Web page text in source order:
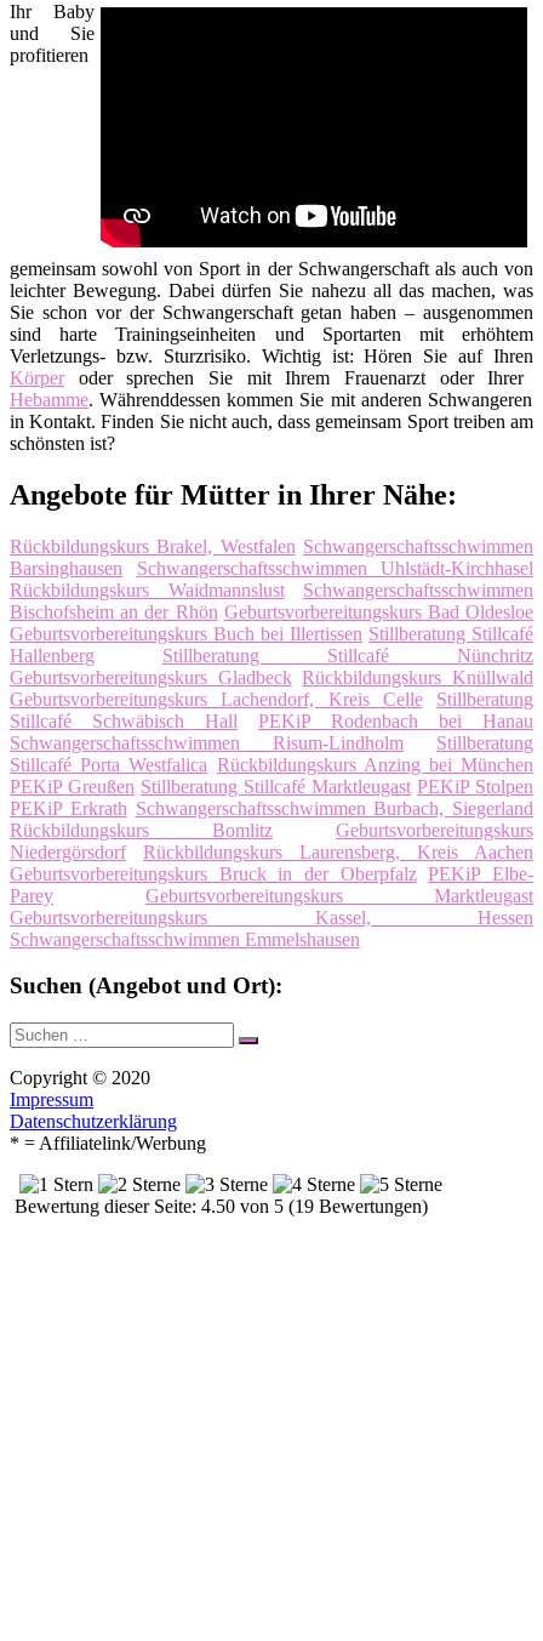
Ihr Baby
und Sie
profitieren
gemeinsam sowohl von Sport in der Schwangerschaft als auch von
leichter Bewegung. Dabei dürfen Sie nahezu all das machen, was
Sie schon vor der Schwangerschaft getan haben – ausgenommen
sind harte Trainingseinheiten und Sportarten mit erhöhtem
Verletzungs- bzw. Sturzrisiko. Wichtig ist: Hören Sie auf Ihren
Körperoder sprechen Sie mit Ihrem Frauenarzt oder Ihrer
Hebamme. Währenddessen kommen Sie mit anderen Schwangeren
in Kontakt. Finden Sie nicht auch, dass gemeinsam Sport treiben am
schönsten ist?
Angebote für Mütter in Ihrer Nähe:
Rückbildungskurs Brakel, Westfalen Schwangerschaftsschwimmen
Barsinghausen
Schwangerschaftsschwimmen Uhlstädt-Kirchhasel
Rückbildungskurs Waidmannslust
Schwangerschaftsschwimmen
Bischofsheim an der Rhön Geburtsvorbereitungskurs Bad Oldesloe
Geburtsvorbereitungskurs Buch bei Illertissen Stillberatung Stillcafé
Hallenberg
Stillberatung Stillcafé Nünchritz
Geburtsvorbereitungskurs Gladbeck Rückbildungskurs Knüllwald
Geburtsvorbereitungskurs Lachendorf, Kreis Celle
Stillberatung
Stillcafé Schwäbisch Hall
PEKiP Rodenbach bei Hanau
Schwangerschaftsschwimmen Risum-Lindholm
Stillberatung
Stillcafé Porta Westfalica Rückbildungskurs Anzing bei München
PEKiP Greußen Stillberatung Stillcafé Marktleugast PEKiP Stolpen
PEKiP Erkrath Schwangerschaftsschwimmen Burbach, Siegerland
Rückbildungskurs Bomlitz
Geburtsvorbereitungskurs
Niedergörsdorf
Rückbildungskurs Laurensberg, Kreis Aachen
Geburtsvorbereitungskurs Bruck in der Oberpfalz PEKiP Elbe-
Parey
Geburtsvorbereitungskurs Marktleugast
Geburtsvorbereitungskurs Kassel, Hessen
Schwangerschaftsschwimmen Emmelshausen
Suchen (Angebot und Ort):
Suche
nach:
Suchen
Copyright © 2020
Impressum
Datenschutzerklärung
* = Affiliatelink/Werbung
Bewertung dieser Seite: 4.50 von 5 (19 Bewertungen)